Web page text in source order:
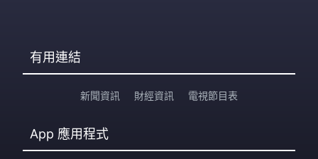
有用連結
新聞資訊 財經資訊 電視節目表
App 應用程式